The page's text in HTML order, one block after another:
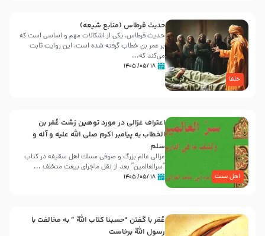
خلفا
حدیث قرطاس (منابع شیعه)
حدیث قرطاس، یکی از اشکالات مهم و اساسی است که
بر عمر بن خطاب گرفته شده است، این روایت ثابت
می‌کند که...
۱۸ /۰۵/ ۱۴۰۵
اهل سنت
اعتراف غزالی در مورد توهین زشت عُمَر بن
الخطاب به پیامبر اکرم صلی الله علیه و آله و
سلم
غزالی عالم بزرگ و صوفی مسلك اهل سقيفه در کتاب
“سرالعالمین” بعد از نقل ماجرای بیعت متخلف ...
۱۸ /۰۵/ ۱۴۰۵
عُمَر با گفتن “حسبنا كتاب اللّه ” به مخالفت با
رسول اللّه برخاست